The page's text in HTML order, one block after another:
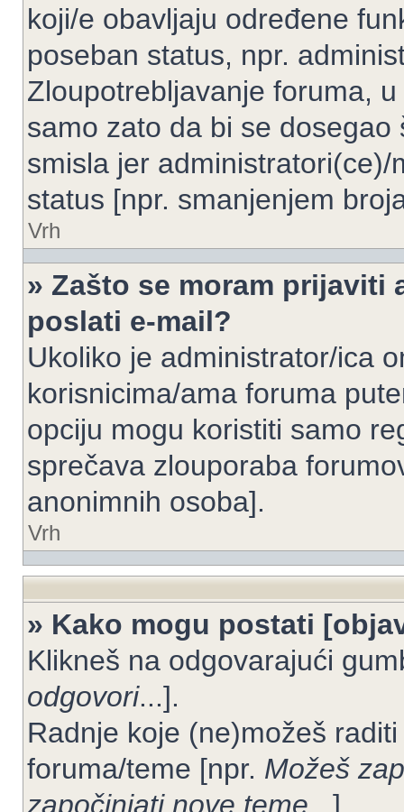
koji/e obavljaju određene
poseban status, npr.
Zloupotrebljavanje foruma,
samo zato da bi se
smisla jer
status [npr. smanjenjem
Vrh
» Zašto se moram prijaviti
poslati e-mail?
Ukoliko je administrator/ica
korisnicima/ama foruma
opciju mogu koristiti samo
sprečava zlouporaba
anonimnih osoba].
Vrh
» Kako mogu postati
Klikneš na odgovarajući
odgovori...].
Radnje koje (ne)možeš
foruma/teme [npr. Možeš
započinjati nove teme ...].